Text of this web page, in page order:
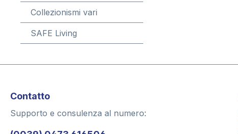
Collezionismi vari
SAFE Living
Contatto
Supporto e consulenza al numero: